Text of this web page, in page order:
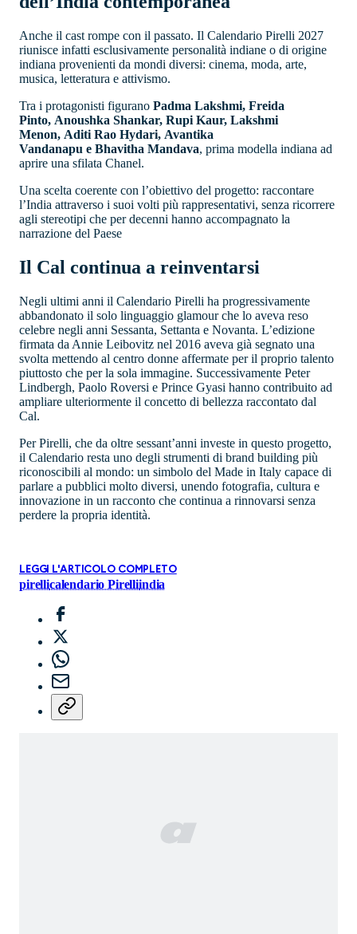
Anche il cast rompe con il passato. Il Calendario Pirelli 2027
riunisce infatti esclusivamente personalità indiane o di origine
indiana provenienti da mondi diversi: cinema, moda, arte,
musica, letteratura e attivismo.
Tra i protagonisti figurano Padma Lakshmi, Freida
Pinto, Anoushka Shankar, Rupi Kaur, Lakshmi
Menon, Aditi Rao Hydari, Avantika
Vandanapu e Bhavitha Mandava, prima modella indiana ad
aprire una sfilata Chanel.
Una scelta coerente con l’obiettivo del progetto: raccontare
l’India attraverso i suoi volti più rappresentativi, senza ricorrere
agli stereotipi che per decenni hanno accompagnato la
narrazione del Paese
Il Cal continua a reinventarsi
Negli ultimi anni il Calendario Pirelli ha progressivamente
abbandonato il solo linguaggio glamour che lo aveva reso
celebre negli anni Sessanta, Settanta e Novanta. L’edizione
firmata da Annie Leibovitz nel 2016 aveva già segnato una
svolta mettendo al centro donne affermate per il proprio talento
piuttosto che per la sola immagine. Successivamente Peter
Lindbergh, Paolo Roversi e Prince Gyasi hanno contribuito ad
ampliare ulteriormente il concetto di bellezza raccontato dal
Cal.
Per Pirelli, che da oltre sessant’anni investe in questo progetto,
il Calendario resta uno degli strumenti di brand building più
riconoscibili al mondo: un simbolo del Made in Italy capace di
parlare a pubblici molto diversi, unendo fotografia, cultura e
innovazione in un racconto che continua a rinnovarsi senza
perdere la propria identità.
LEGGI L'ARTICOLO COMPLETO
pirellicalendario Pirelliindia